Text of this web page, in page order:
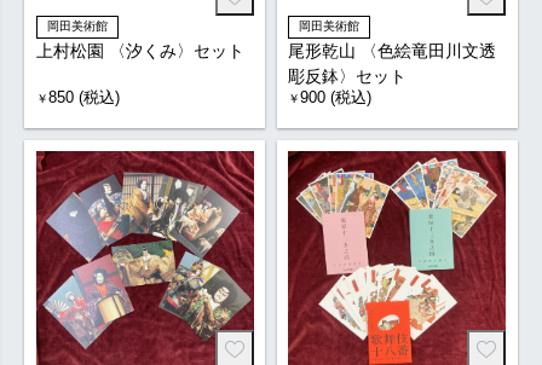
岡田美術館
上村松園 〈汐くみ〉セット
￥850 (税込)
岡田美術館
尾形乾山 〈色絵竜田川文透
彫反鉢〉セット
￥900 (税込)